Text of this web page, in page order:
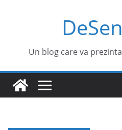
Un blog care va